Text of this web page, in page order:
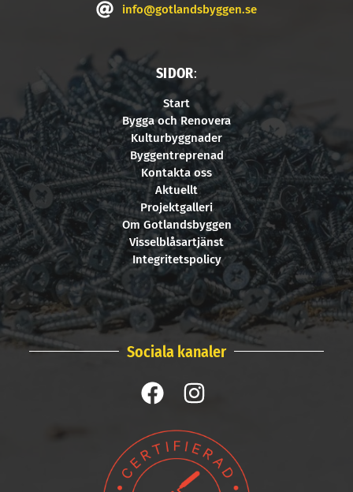
info@gotlandsbyggen.se
SIDOR:
Start
Bygga och Renovera
Kulturbyggnader
Byggentreprenad
Kontakta oss
Aktuellt
Projektgalleri
Om Gotlandsbyggen
Visselblåsartjänst
Integritetspolicy
Sociala kanaler